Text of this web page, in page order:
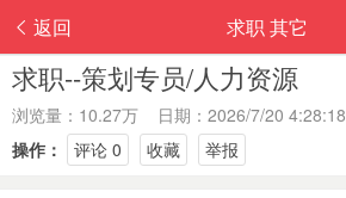
返回 求职 其它
求职--策划专员/人力资源
浏览量：10.27万 日期：2026/7/20 4:28:18
操作：
评论 0 收藏 举报